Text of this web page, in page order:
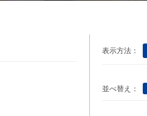
表示方法：
並べ替え：